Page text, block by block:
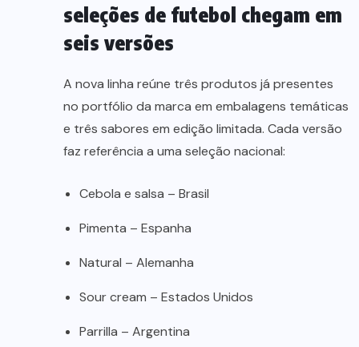
seleções de futebol chegam em
seis versões
A nova linha reúne três produtos já presentes
no portfólio da marca em embalagens temáticas
e três sabores em edição limitada. Cada versão
faz referência a uma seleção nacional:
Cebola e salsa – Brasil
Pimenta – Espanha
Natural – Alemanha
Sour cream – Estados Unidos
Parrilla – Argentina